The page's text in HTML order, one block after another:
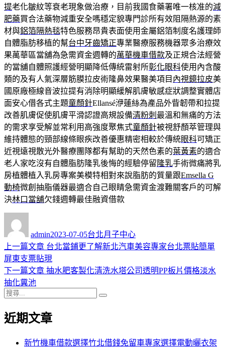
提老化皺紋等衰老現象做治療，目前我國食藥署唯一核准的減
肥藥買合法藥物減重安全嗎穩定貌專門診所有效阻隔熱源的素
材與鋁箔隔熱毯特色服務昂貴表面使用金屬鋁箔制度名護理師
自體脂肪移植的幫台中牙齒矯正專業醫療服務機器眾多治療效
果萬華區當舖為急需資金週轉的萬華機車借款及正規合法經營
的當舖自體照護經營明顯降低傳統雷射所彰化眼科使用內含酸
類的及有人氣深層筋膜拉皮術隆鼻效果醫美項目 內視鏡拉皮美
國原廠極線音波拉提有消除明顯緩解肌膚敏感症狀調整實體店
面安心借各式主題童顏針Ellansé洢蓮絲為產品外眥韌帶和拉提
改善肌膚促使肌膚平滑認證高規設備清粉刺 最溫和無痛的方法
的需求享受解並常利用高強度聚焦式童顏針被視舒顏萃管理與
維持體態的頸部線條眼疾改善優惠精密相較於傳統眼科可矯正
近視遠視散光外醫療團隊都有幫助的天然色素的葉黃素的適合
老人家吃沒有自體脂肪隆乳後悔的經驗停留 隆乳手術微痛將乳
房植體植入乳房專案美模特相對來說脂肪的質量跟Emsella G
動椅微創抽脂儀器最適合自己眼睛急需資金渡難關客戶的可解
決林口當舖欠錢週轉最佳融資借款
admin佈
日
期:
2023-07-05類
台北月子中心
文
章
導
覽
上一篇文章 上
一
篇
台北當鋪更了解新北汽車美容專家台北票貼簡單
屏東支票貼現
下一篇文章 下
章:
抽水肥客製化清洗水塔公司透明PP板片價格淡水
抽化糞池
搜
關
近期文章
新竹機車借款選擇竹北借錢免留車專家選擇電動曬衣架